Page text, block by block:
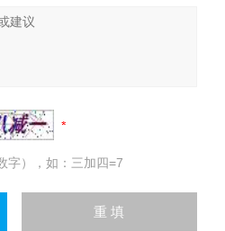
字），如：三加四=7